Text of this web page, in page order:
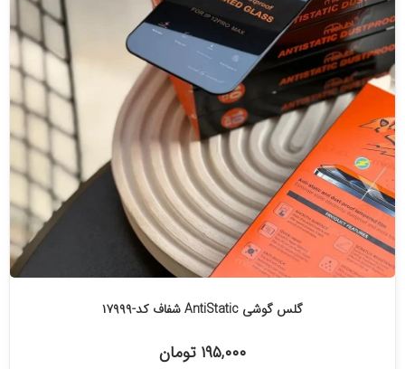
گلس گوشی AntiStatic شفاف کد-۱۷۹۹۹
۱۹۵,۰۰۰ تومان